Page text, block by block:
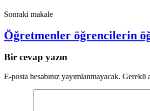
Sonraki makale
Öğretmenler öğrencilerin
Bir cevap yazın
E-posta hesabınız yayımlanmayacak. Gerekli